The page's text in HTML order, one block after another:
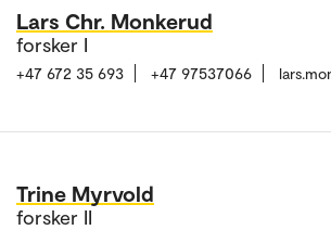
Lars Chr. Monkerud
forsker I
+47 672 35 693 +47 97537066
Trine Myrvold
forsker II